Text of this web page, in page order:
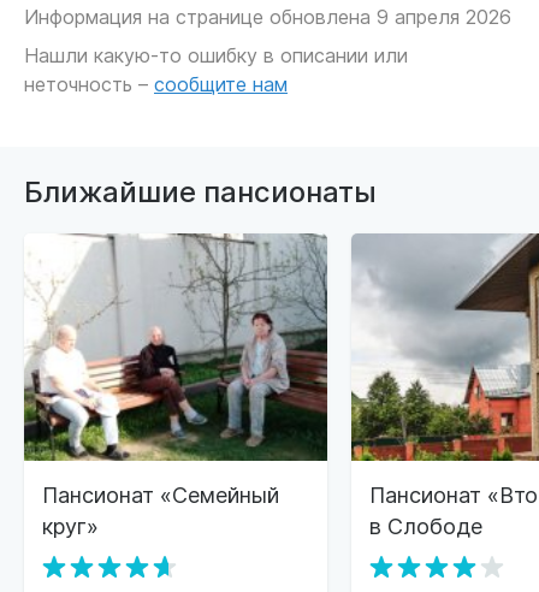
Информация на странице обновлена 9 апреля 2026
Нашли какую-то ошибку в описании или
неточность – сообщите нам
Ближайшие пансионаты
Пансионат «Семейный
круг»
Пансионат
в Слободе